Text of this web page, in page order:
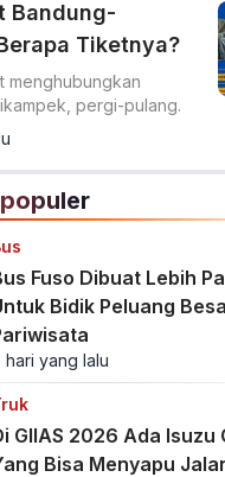
Bandung-
Tiketnya?
menghubungkan
pergi-pulang.
Fuso Dibuat Lebih
Bidik Peluang
hari yang lalu
GIIAS 2026 Ada Isuzu
Bisa Menyapu